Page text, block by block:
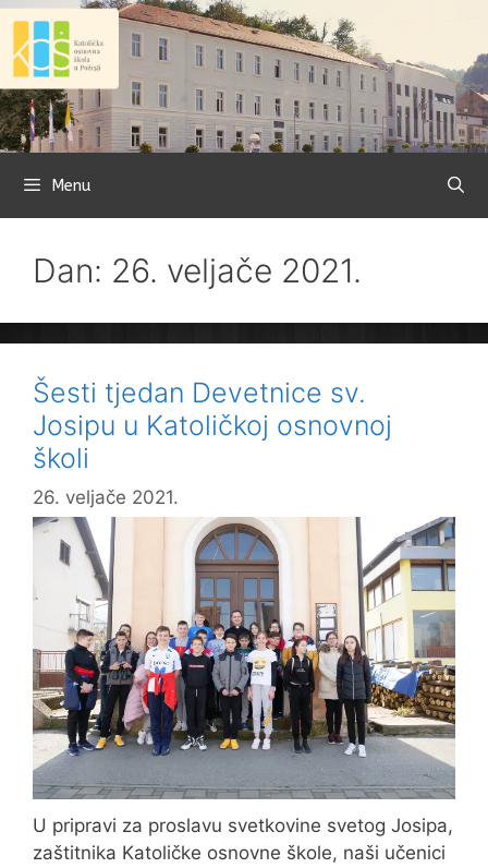
Preskoči
sadržaj
Menu
Dan: 26. veljače 2021.
Šesti tjedan Devetnice sv.
Josipu u Katoličkoj osnovnoj
školi
26. veljače 2021.
U pripravi za proslavu svetkovine svetog Josipa,
zaštitnika Katoličke osnovne škole, naši učenici